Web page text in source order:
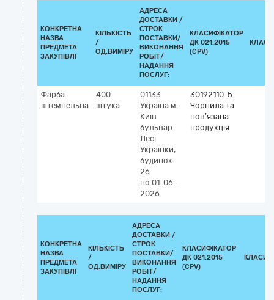
КОНКРЕТНА
НАЗВА
ПРЕДМЕТА
ЗАКУПІВЛІ
КІЛЬКІСТЬ
/
ОД.ВИМІРУ
АДРЕСА
ДОСТАВКИ /
СТРОК
ПОСТАВКИ/
ВИКОНАННЯ
РОБІТ/
НАДАННЯ
ПОСЛУГ:
КЛАСИФІКАТОР
ДК 021:2015
(CPV)
Фарба
штемпельна
400
штука
01133
Україна м.
Київ
бульвар
Лесі
Українки,
будинок
26
по 01-06-
2026
30192110-5
Чорнила та
пов’язана
продукція
КОНКРЕТНА
НАЗВА
ПРЕДМЕТА
ЗАКУПІВЛІ
КІЛЬКІСТЬ
/
ОД.ВИМІРУ
АДРЕСА
ДОСТАВКИ /
СТРОК
ПОСТАВКИ/
ВИКОНАННЯ
РОБІТ/
НАДАННЯ
ПОСЛУГ:
КЛАСИФІКАТОР
ДК 021:2015
(CPV)